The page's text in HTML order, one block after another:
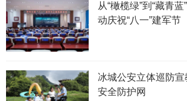
从“橄榄绿”到“藏青
动庆祝“八一”建军节
冰城公安立体巡防
安全防护网